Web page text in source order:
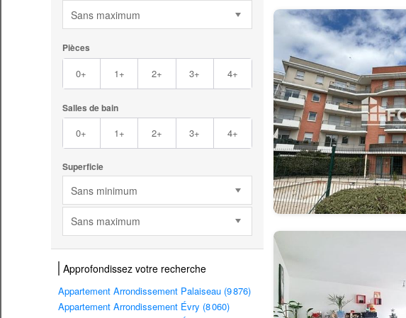
Sans maximum
Pièces
0+ 1+ 2+ 3+ 4+
Salles de bain
0+ 1+ 2+ 3+ 4+
Superficie
Sans minimum
Sans maximum
Approfondissez votre recherche
Appartement Arrondissement Palaiseau (9 876)
Appartement Arrondissement Évry (8 060)